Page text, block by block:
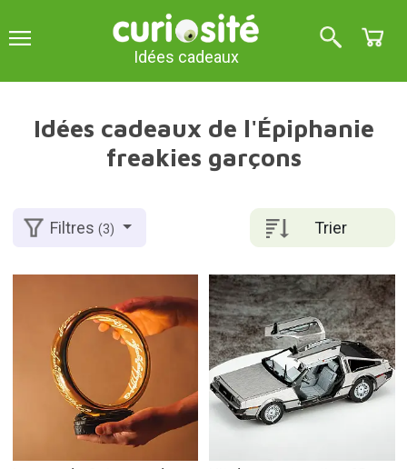
Idées cadeaux
Idées cadeaux de l'Épiphanie
freakies garçons
Trier
Filtres(3)